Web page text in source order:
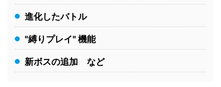
進化したバトル
"縛りプレイ" 機能
新ボスの追加 など